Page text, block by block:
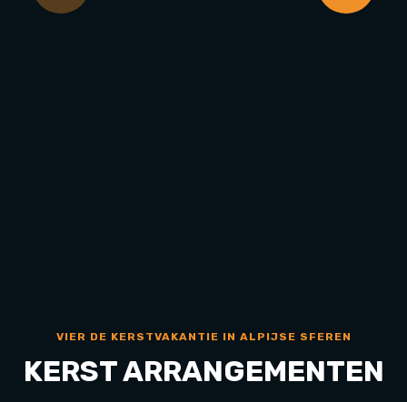
VIER DE KERSTVAKANTIE IN ALPIJSE SFEREN
KERST ARRANGEMENTEN